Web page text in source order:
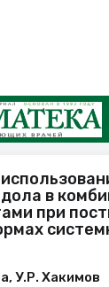
в
при
У.Р. Хакимов